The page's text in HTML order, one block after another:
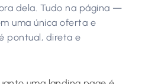
dela. Tudo na página —
uma única oferta e
pontual, direta e